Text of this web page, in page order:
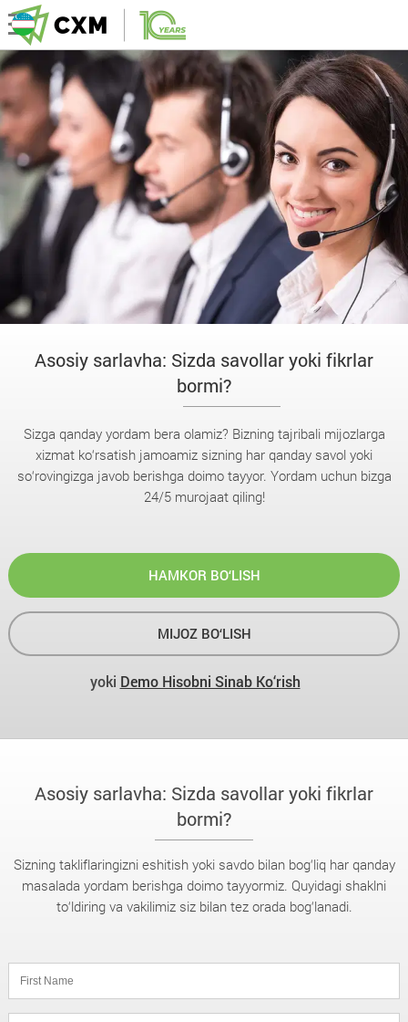
Asosiy sarlavha: Sizda savollar yoki fikrlar
bormi?
Sizga qanday yordam bera olamiz? Bizning tajribali mijozlarga
xizmat ko‘rsatish jamoamiz sizning har qanday savol yoki
so‘rovingizga javob berishga doimo tayyor. Yordam uchun bizga
24/5 murojaat qiling!
HAMKOR BO‘LISH
MIJOZ BO‘LISH
yoki Demo Hisobni Sinab Ko‘rish
Asosiy sarlavha: Sizda savollar yoki fikrlar
bormi?
Sizning takliflaringizni eshitish yoki savdo bilan bog‘liq har qanday
masalada yordam berishga doimo tayyormiz. Quyidagi shaklni
to‘ldiring va vakilimiz siz bilan tez orada bog‘lanadi.